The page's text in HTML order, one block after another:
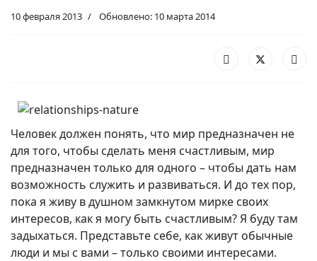
10 февраля 2013 Обновлено: 10 марта 2014
Человек должен понять, что мир предназначен не
для того, чтобы сделать меня счастливым, мир
предназначен только для одного – чтобы дать нам
возможность служить и развиваться. И до тех пор,
пока я живу в душном замкнутом мирке своих
интересов, как я могу быть счастливым? Я буду там
задыхаться. Представьте себе, как живут обычные
люди и мы с вами – только своими интересами.